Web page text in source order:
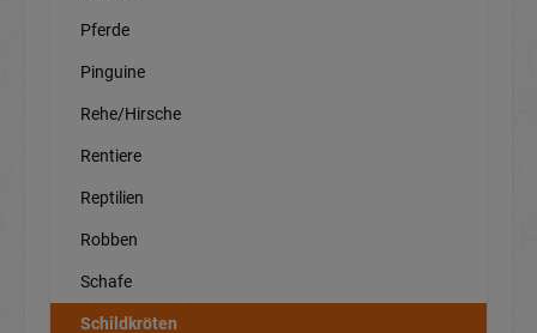
Pferde
Pinguine
Rehe/Hirsche
Rentiere
Reptilien
Robben
Schafe
Schildkröten